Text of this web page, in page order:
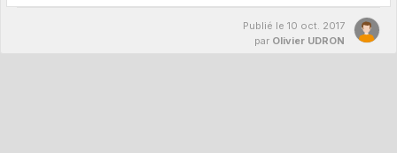
Publié le 10 oct. 2017
par Olivier UDRON